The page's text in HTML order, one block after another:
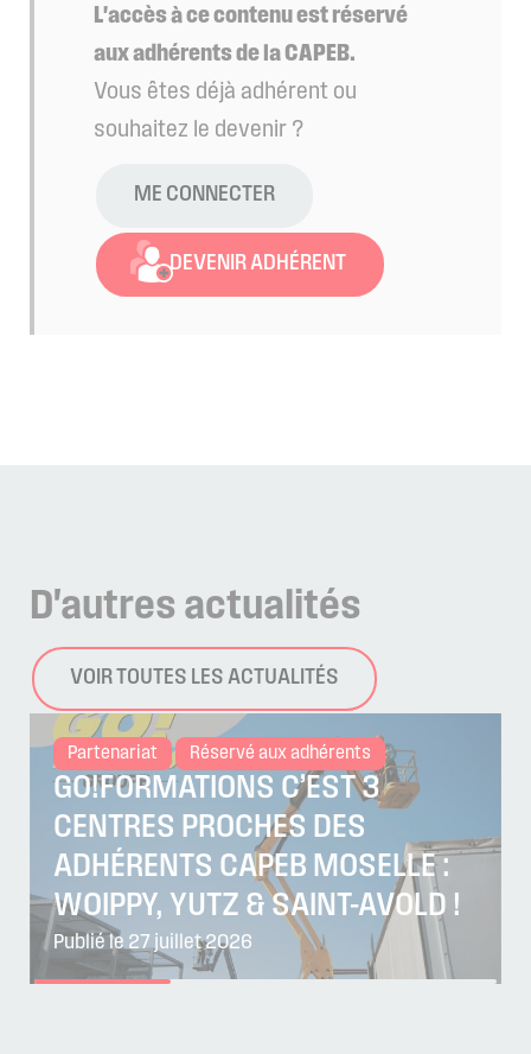
L'accès à ce contenu est réservé
aux adhérents de la CAPEB.
Vous êtes déjà adhérent ou
souhaitez le devenir ?
ME CONNECTER
DEVENIR ADHÉRENT
D'autres actualités
VOIR TOUTES LES ACTUALITÉS
Partenariat Réservé aux adhérents
GO!FORMATIONS C’EST 3
CENTRES PROCHES DES
ADHÉRENTS CAPEB MOSELLE :
WOIPPY, YUTZ & SAINT-AVOLD !
Publié le 27 juillet 2026